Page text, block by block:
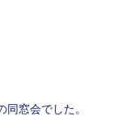
同窓会でした。